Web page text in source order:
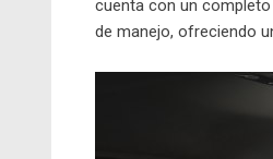
cuenta con un
de manejo, ofreciendo